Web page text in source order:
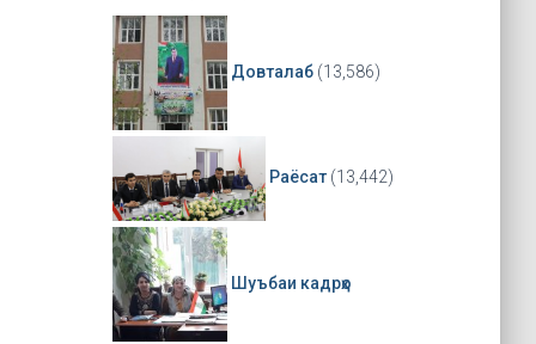
Довталаб (13,586)
Раёсат (13,442)
Шуъбаи кадрҳо